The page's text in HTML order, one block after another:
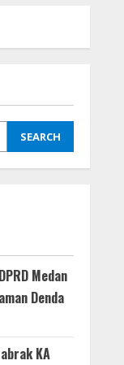
SEARCH
Medan
Denda
KA